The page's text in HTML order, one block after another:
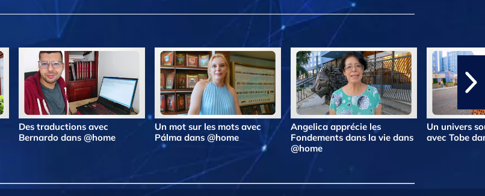
Des traductions avec
Bernardo dans @home
Un mot sur les mots avec
Pálma dans @home
Angelica apprécie les
Fondements dans la vie dans
@home
Un univers
avec Tobe